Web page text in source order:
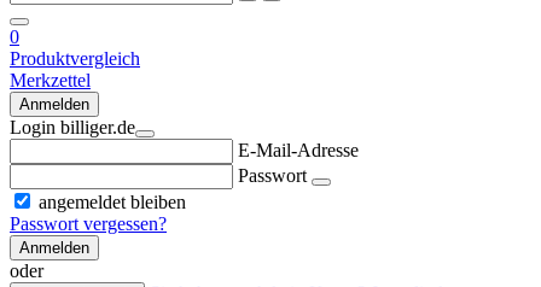
0
Produktvergleich
Merkzettel
Anmelden
Login billiger.de
E-Mail-Adresse
Passwort
angemeldet bleiben
Passwort vergessen?
Anmelden
oder